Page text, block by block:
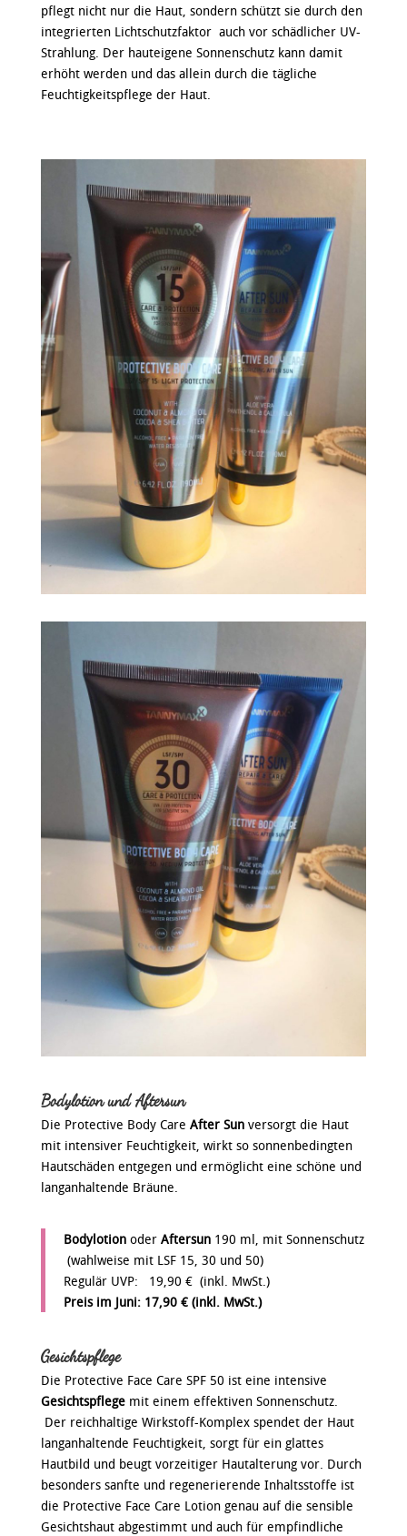
pflegt nicht nur die Haut, sondern schützt sie durch den
integrierten Lichtschutzfaktor auch vor schädlicher UV-
Strahlung. Der hauteigene Sonnenschutz kann damit
erhöht werden und das allein durch die tägliche
Feuchtigkeitspflege der Haut.
Bodylotion und Aftersun
Die Protective Body Care After Sunversorgt die Haut
mit intensiver Feuchtigkeit, wirkt so sonnenbedingten
Hautschäden entgegen und ermöglicht eine schöne und
langanhaltende Bräune.
Bodylotionoder Aftersun190 ml, mit Sonnenschutz
(wahlweise mit LSF 15, 30 und 50)
Regulär UVP: 19,90 € (inkl. MwSt.)
Preis im Juni: 17,90 € (inkl. MwSt.)
Gesichtspflege
Die Protective Face Care SPF 50 ist eine intensive
Gesichtspflegemit einem effektiven Sonnenschutz.
Der reichhaltige Wirkstoff-Komplex spendet der Haut
langanhaltende Feuchtigkeit, sorgt für ein glattes
Hautbild und beugt vorzeitiger Hautalterung vor. Durch
besonders sanfte und regenerierende Inhaltsstoffe ist
die Protective Face Care Lotion genau auf die sensible
Gesichtshaut abgestimmt und auch für empfindliche